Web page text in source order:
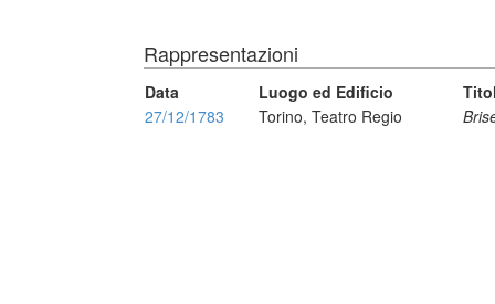
Rappresentazioni
Data Luogo ed Edificio
27/12/1783
Torino, Teatro Regio